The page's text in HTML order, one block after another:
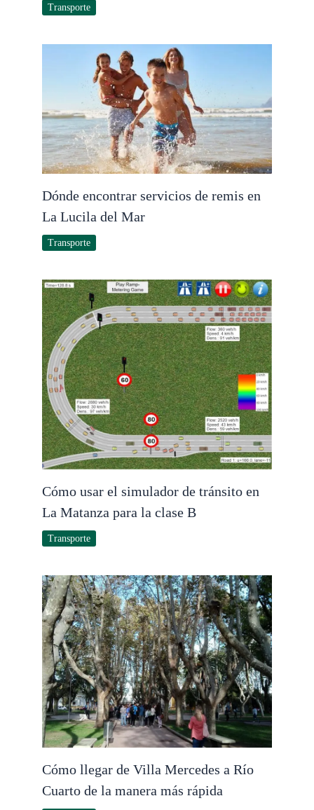
Transporte
Dónde encontrar servicios de remis en
La Lucila del Mar
Transporte
Cómo usar el simulador de tránsito en
La Matanza para la clase B
Transporte
Cómo llegar de Villa Mercedes a Río
Cuarto de la manera más rápida